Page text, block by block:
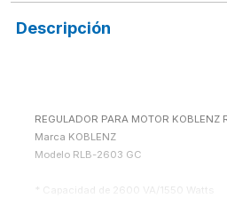
Descripción
REGULADOR PARA MOTOR
Marca KOBLENZ
Modelo RLB-2603 GC
* Capacidad de 2600 VA/1550 Watts